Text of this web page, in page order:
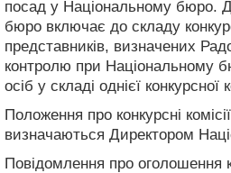
посад у Національному бюро.
бюро включає до складу
представників, визначених
контролю при Національному
осіб у складі однієї конкурсної
Положення про конкурсні
визначаються Директором
Повідомлення про оголошення